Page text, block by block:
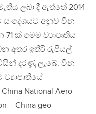
ලබා දී ඇත්තේ 2014
සංදේශයට අනුව චීන
ක් මෙම ව්‍යාපෘතිය
අතර ඉතිරි රුපියල්
දරණුු ලැබේ. චීන
National Aero-
– China geo